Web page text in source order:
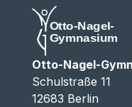
Otto-Nagel-
Schulstraße 11
12683 Berlin